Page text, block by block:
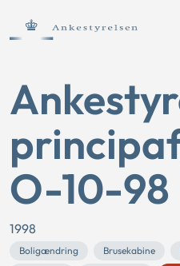
O-10-98
1998
Boligændring Brusekabine